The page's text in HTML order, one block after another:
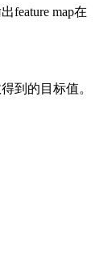
feature map在
到的目标值。